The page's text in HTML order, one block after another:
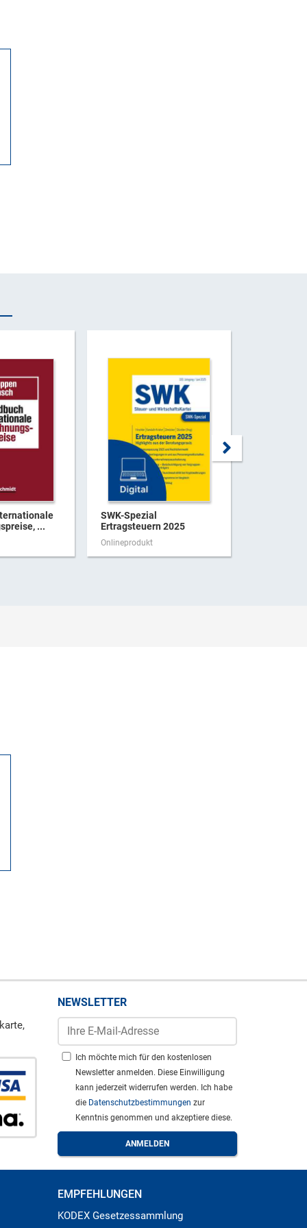
...
SWK-Spezial
Ertragsteuern 2025
Onlineprodukt
NEWSLETTER
Ich möchte mich für den kostenlosen
Newsletter anmelden. Diese Einwilligung
kann jederzeit widerrufen werden. Ich habe
die Datenschutzbestimmungen zur
Kenntnis genommen und akzeptiere diese.
EMPFEHLUNGEN
KODEX Gesetzessammlung